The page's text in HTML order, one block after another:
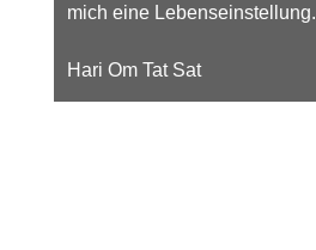
mich eine Lebenseinstellung.
Hari Om Tat Sat